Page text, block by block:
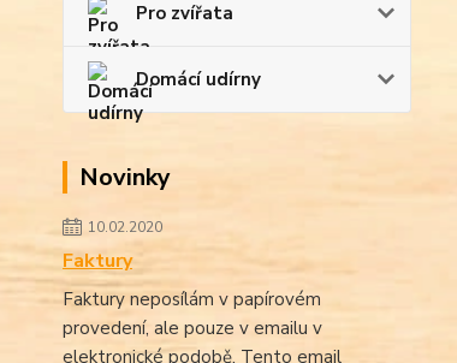
Pro zvířata
Domácí udírny
Novinky
10.02.2020
Faktury
Faktury neposílám v papírovém
provedení, ale pouze v emailu v
elektronické podobě. Tento email